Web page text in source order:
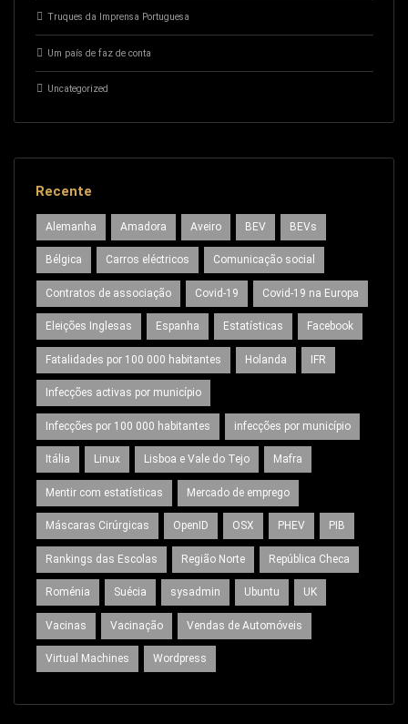
Truques da Imprensa Portuguesa
Um país de faz de conta
Uncategorized
Recente
Alemanha Amadora Aveiro BEV BEVs
Bélgica Carros eléctricos Comunicação social
Contratos de associação Covid-19 Covid-19 na Europa
Eleições Inglesas Espanha Estatísticas Facebook
Fatalidades por 100 000 habitantes Holanda IFR
Infecções activas por município
Infecções por 100 000 habitantes infecções por município
Itália Linux Lisboa e Vale do Tejo Mafra
Mentir com estatísticas Mercado de emprego
Máscaras Cirúrgicas OpenID OSX PHEV PIB
Rankings das Escolas Região Norte República Checa
Roménia Suécia sysadmin Ubuntu UK
Vacinas Vacinação Vendas de Automóveis
Virtual Machines Wordpress